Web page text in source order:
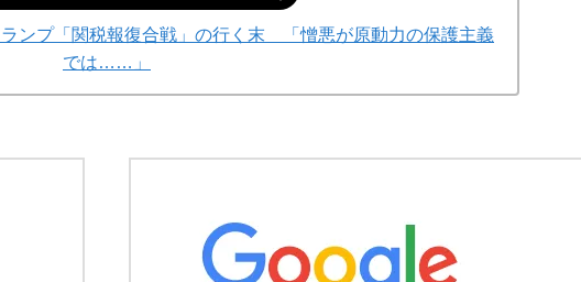
ンプ「関税報復合戦」の行く末 「憎悪が原動力の保護主義
では……」